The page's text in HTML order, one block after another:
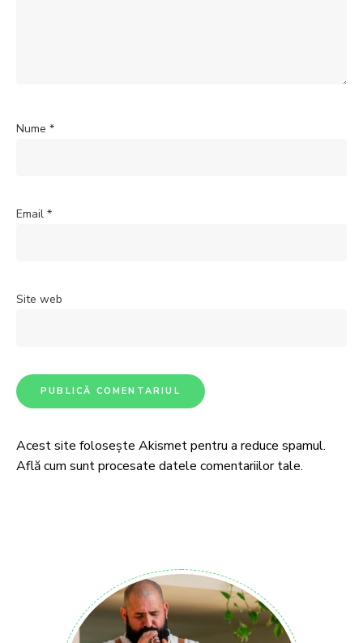
Nume *
Email *
Site web
Acest site folosește Akismet pentru a reduce spamul.
Află cum sunt procesate datele comentariilor tale.